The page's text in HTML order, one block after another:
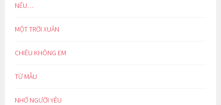
NẾU…
MỘT TRỜI XUÂN
CHIỀU KHÔNG EM
TỪ MẪU
NHỚ NGƯỜI YÊU